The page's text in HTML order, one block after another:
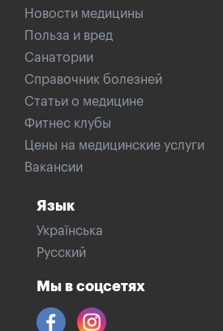
Новости медицины
Польза и вред
Санатории
Справочник болезней
Статьи о медицине
Фитнес клубы
Цены на медицинские услуги
Вакансии
Язык
Українська
Русский
Мы в соцсетях